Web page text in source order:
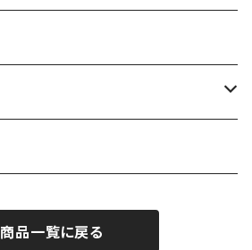
商品一覧に戻る